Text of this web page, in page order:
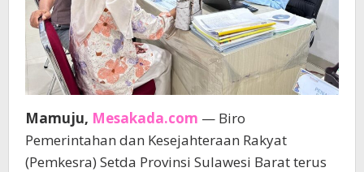
Mamuju, Mesakada.com — Biro
Pemerintahan dan Kesejahteraan Rakyat
(Pemkesra) Setda Provinsi Sulawesi Barat terus